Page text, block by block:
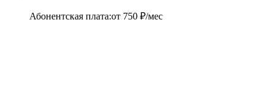
Абонентская плата:от 750 ₽/мес